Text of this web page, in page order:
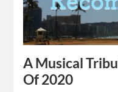
A Musical
Of 2020